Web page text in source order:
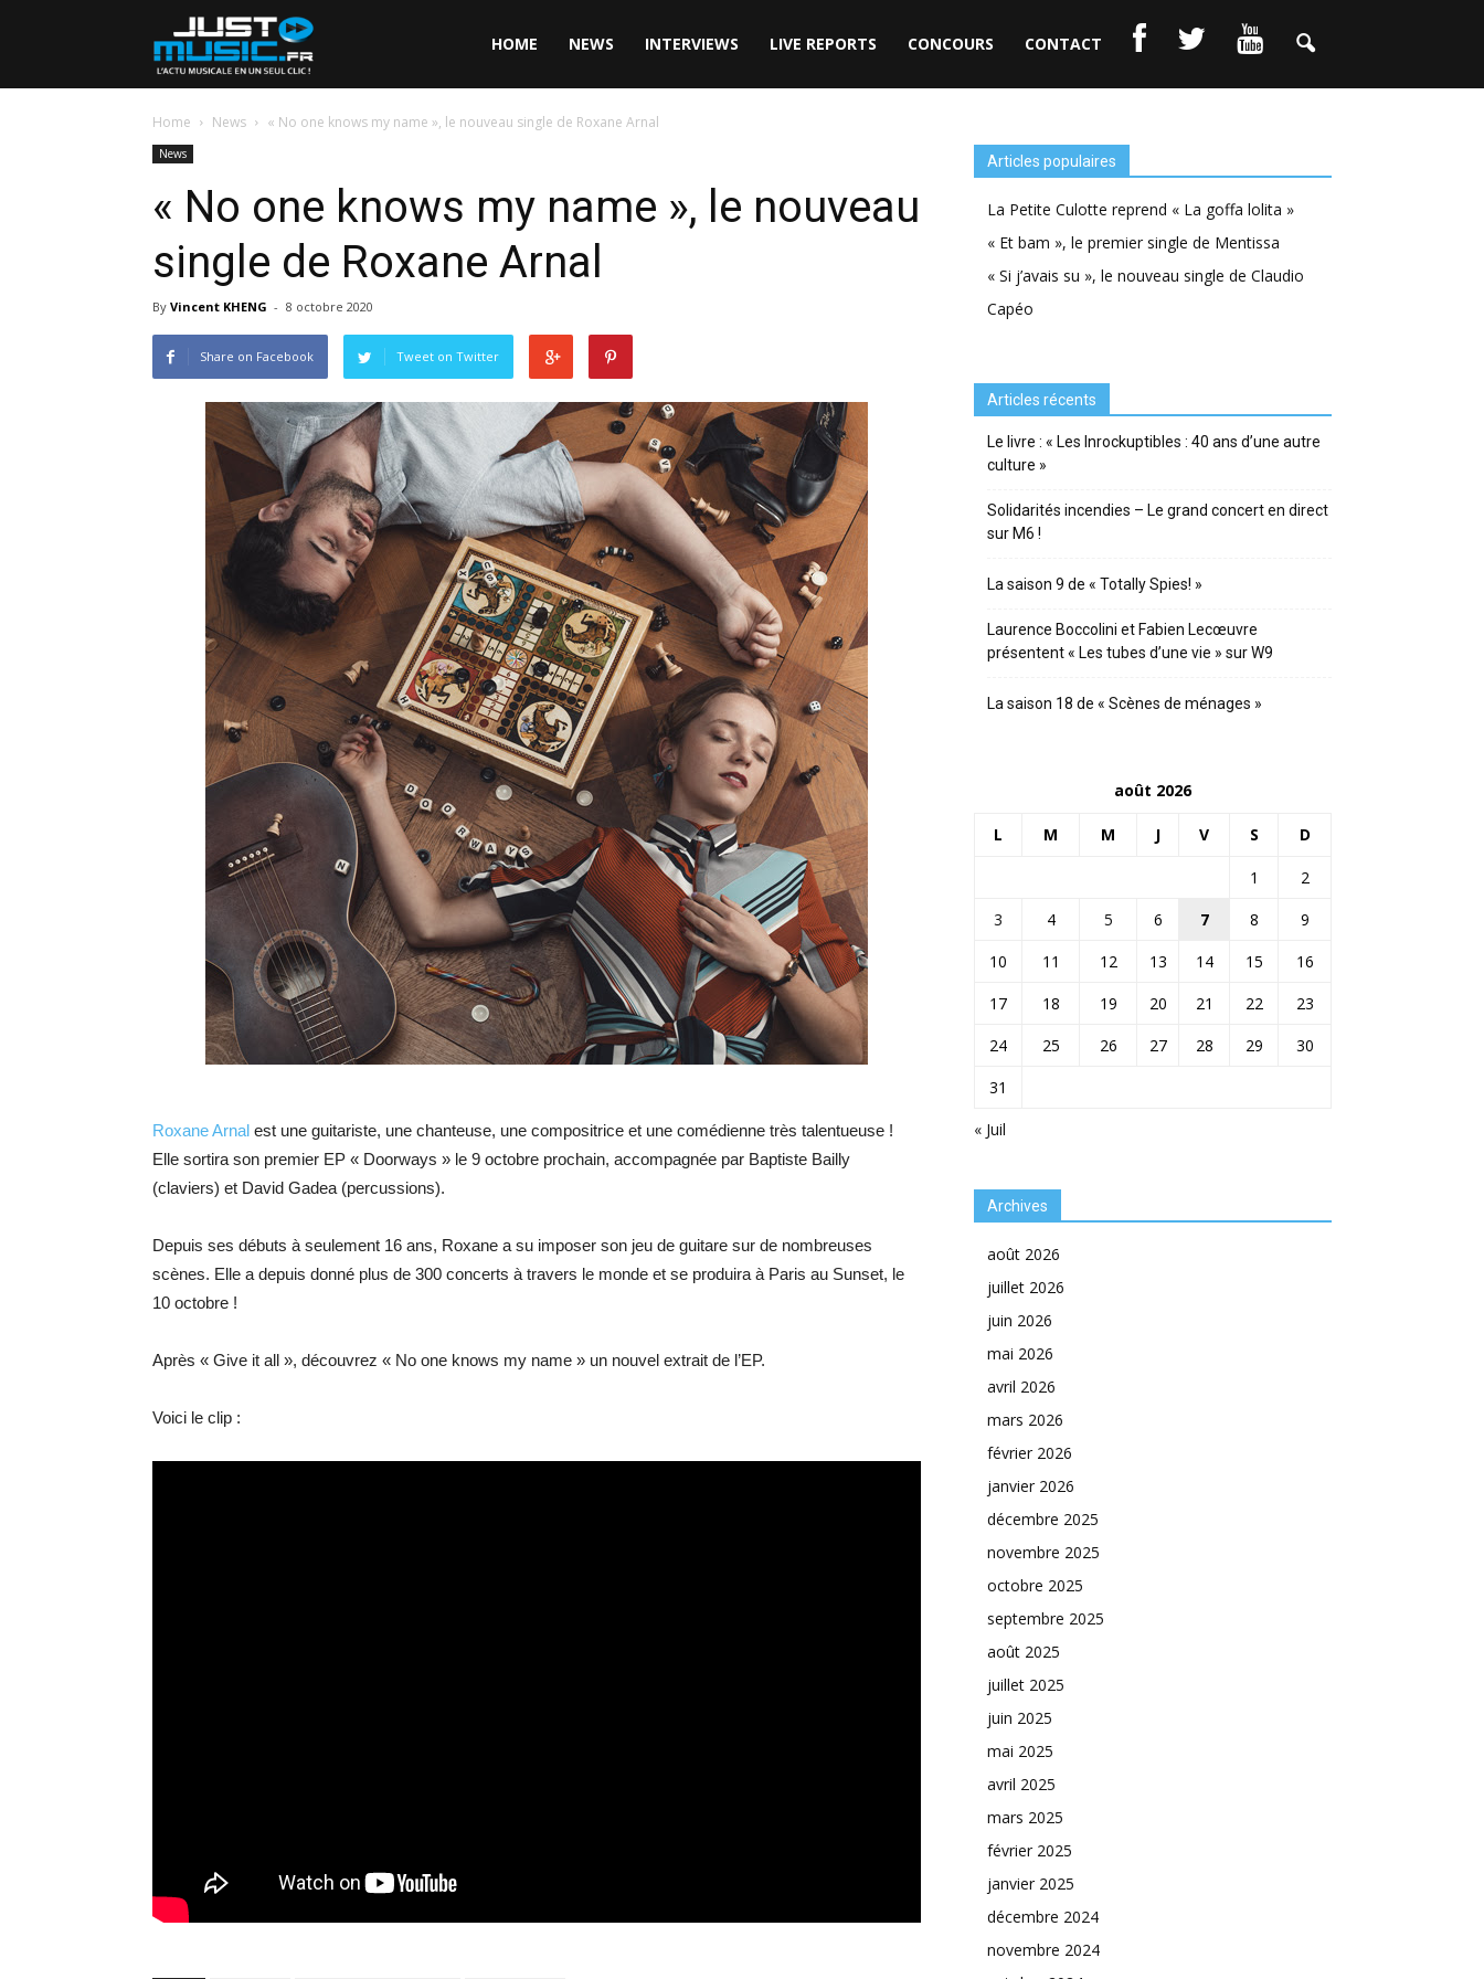
HOME NEWS INTERVIEWS LIVE REPORTS CONCOURS CONTACT
Home News « No one knows my name », le nouveau single de Roxane Arnal
News
« No one knows my name », le nouveau
single de Roxane Arnal
By Vincent KHENG - 8 octobre 2020
Share on Facebook Tweet on Twitter
Roxane Arnal est une guitariste, une chanteuse, une compositrice et une comédienne très talentueuse !
Elle sortira son premier EP « Doorways » le 9 octobre prochain, accompagnée par Baptiste Bailly
(claviers) et David Gadea (percussions).
Depuis ses débuts à seulement 16 ans, Roxane a su imposer son jeu de guitare sur de nombreuses
scènes. Elle a depuis donné plus de 300 concerts à travers le monde et se produira à Paris au Sunset, le
10 octobre !
Après « Give it all », découvrez « No one knows my name » un nouvel extrait de l’EP.
Voici le clip :
Articles populaires
La Petite Culotte reprend « La goffa lolita »
« Et bam », le premier single de Mentissa
« Si j’avais su », le nouveau single de Claudio
Capéo
Articles récents
Le livre : « Les Inrockuptibles : 40 ans d’une autre
culture »
Solidarités incendies – Le grand concert en direct
sur M6 !
La saison 9 de « Totally Spies! »
Laurence Boccolini et Fabien Lecœuvre
présentent « Les tubes d’une vie » sur W9
La saison 18 de « Scènes de ménages »
août 2026
L M M J V S D
« Juil
1
2
3
4 5 6 7 8
9
10
11 12 13 14 15
16
17
18 19 20 21 22
23
24
25 26 27 28 29
30
31
Archives
août 2026
juillet 2026
juin 2026
mai 2026
avril 2026
mars 2026
février 2026
janvier 2026
décembre 2025
novembre 2025
octobre 2025
septembre 2025
août 2025
juillet 2025
juin 2025
mai 2025
avril 2025
mars 2025
février 2025
janvier 2025
décembre 2024
novembre 2024